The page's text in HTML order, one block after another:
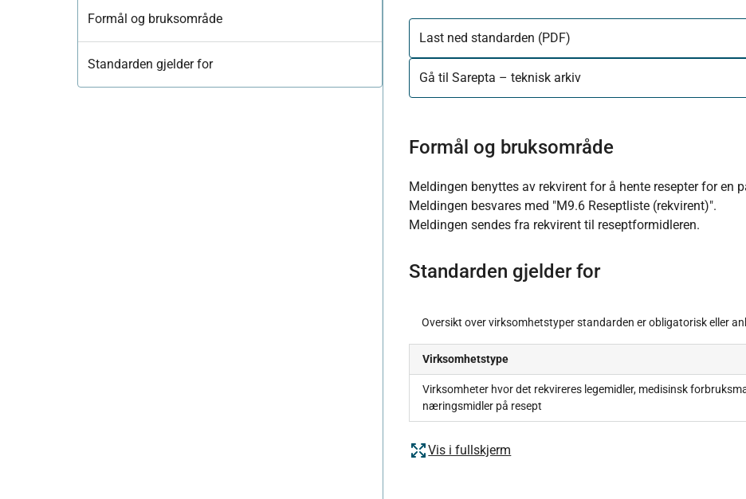
Formål og bruksområde
Standarden gjelder for
Last ned standarden (PDF)
Gå til Sarepta – teknisk arkiv
Formål og bruksområde
Meldingen benyttes av rekvirent for å hente resepter for en
Meldingen besvares med "M9.6 Reseptliste (rekvirent)".
Meldingen sendes fra rekvirent til reseptformidleren.
Standarden gjelder for
Oversikt over virksomhetstyper standarden er obligatorisk eller
Virksomhetstype
Virksomheter hvor det rekvireres legemidler, medisinsk
næringsmidler på resept
Vis i fullskjerm